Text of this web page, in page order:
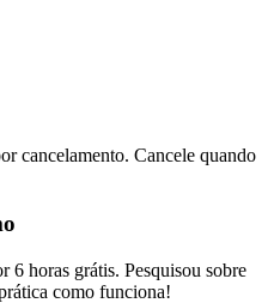
cancelamento. Cancele quando
horas grátis. Pesquisou sobre
como funciona!